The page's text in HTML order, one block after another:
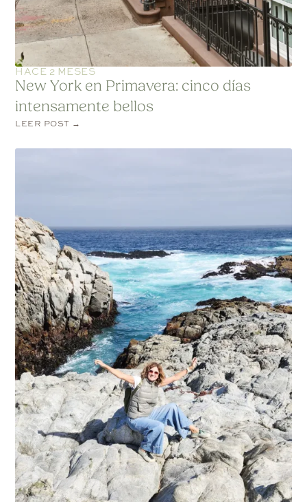
HACE 2 MESES
New York en Primavera: cinco días
intensamente bellos
LEER POST →